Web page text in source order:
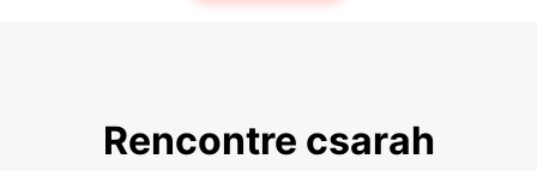
Rencontre csarah